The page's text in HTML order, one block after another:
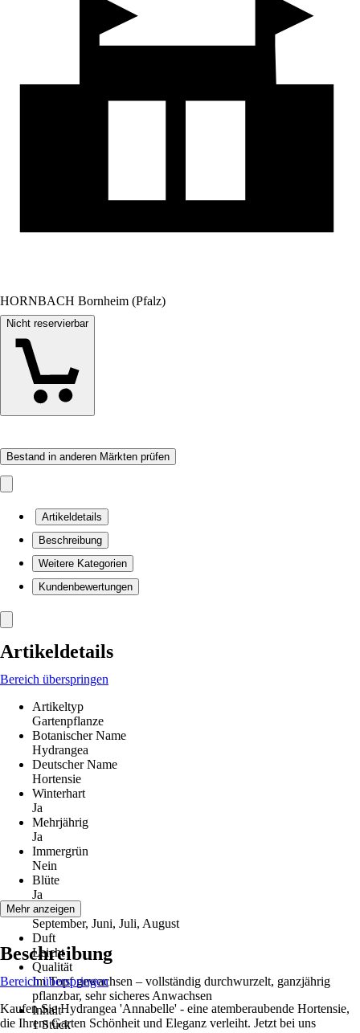
HORNBACH Bornheim (Pfalz)
Nicht reservierbar
Bestand in anderen Märkten prüfen
Artikeldetails
Beschreibung
Weitere Kategorien
Kundenbewertungen
Artikeldetails
Bereich überspringen
Artikeltyp
Gartenpflanze
Botanischer Name
Hydrangea
Deutscher Name
Hortensie
Winterhart
Ja
Mehrjährig
Ja
Immergrün
Nein
Blüte
Ja
Blütezeit
September, Juni, Juli, August
Duft
Leicht
Qualität
Im Topf gewachsen – vollständig durchwurzelt, ganzjährig
pflanzbar, sehr sicheres Anwachsen
Inhalt
1 Stück
Mehr anzeigen
Beschreibung
Bereich überspringen
Kaufen Sie Hydrangea 'Annabelle' - eine atemberaubende Hortensie,
die Ihrem Garten Schönheit und Eleganz verleiht. Jetzt bei uns